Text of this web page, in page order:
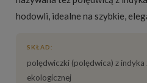
hodowli, idealne na szybkie,
SKŁAD:
polędwiczki (polędwica) z
ekologicznej